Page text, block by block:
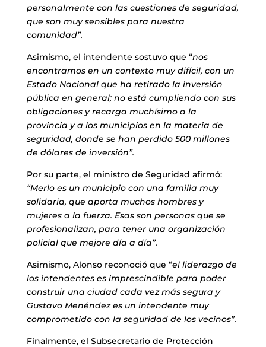
personalmente con las cuestiones de seguridad,
que son muy sensibles para nuestra
comunidad”.
Asimismo, el intendente sostuvo que “nos
encontramos en un contexto muy difícil, con un
Estado Nacional que ha retirado la inversión
pública en general; no está cumpliendo con sus
obligaciones y recarga muchísimo a la
provincia y a los municipios en la materia de
seguridad, donde se han perdido 500 millones
de dólares de inversión”.
Por su parte, el ministro de Seguridad afirmó:
“Merlo es un municipio con una familia muy
solidaria, que aporta muchos hombres y
mujeres a la fuerza. Esas son personas que se
profesionalizan, para tener una organización
policial que mejore día a día”.
Asimismo, Alonso reconoció que “el liderazgo de
los intendentes es imprescindible para poder
construir una ciudad cada vez más segura y
Gustavo Menéndez es un intendente muy
comprometido con la seguridad de los vecinos”.
Finalmente, el Subsecretario de Protección